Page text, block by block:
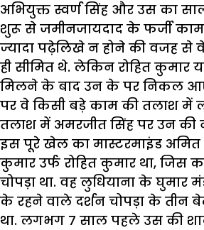
अभियुक्त स्वर्ण सिंह और उस का
शुरू से जमीनजायदाद के फर्जी
ज्यादा पढ़ेलिखे न होने की वजह से
ही सीमित थे. लेकिन रोहित कुमार
मिलने के बाद उन के पर निकल
पर वे किसी बड़े काम की तलाश में
तलाश में अमरजीत सिंह पर उन की
इस पूरे खेल का मास्टरमाइंड अमित
कुमार उर्फ रोहित कुमार था, जिस
चोपड़ा था. वह लुधियाना के घुमार
के रहने वाले दर्शन चोपड़ा के तीन
था. लगभग 7 साल पहले उस की